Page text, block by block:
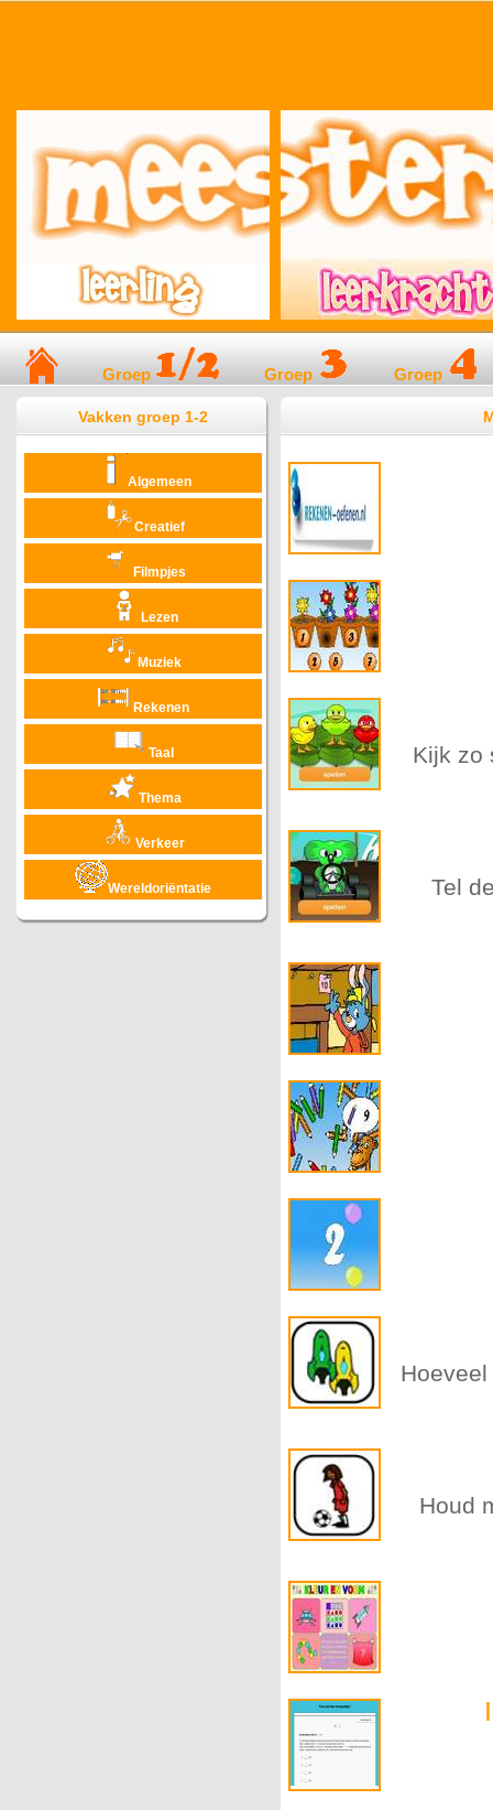
Groep Groep Groep
Vakken groep 1-2
Algemeen
Creatief
Filmpjes
Lezen
Muziek
Rekenen
Taal
Thema
Verkeer
Wereldoriëntatie
Kijk zo
Tel
Houd